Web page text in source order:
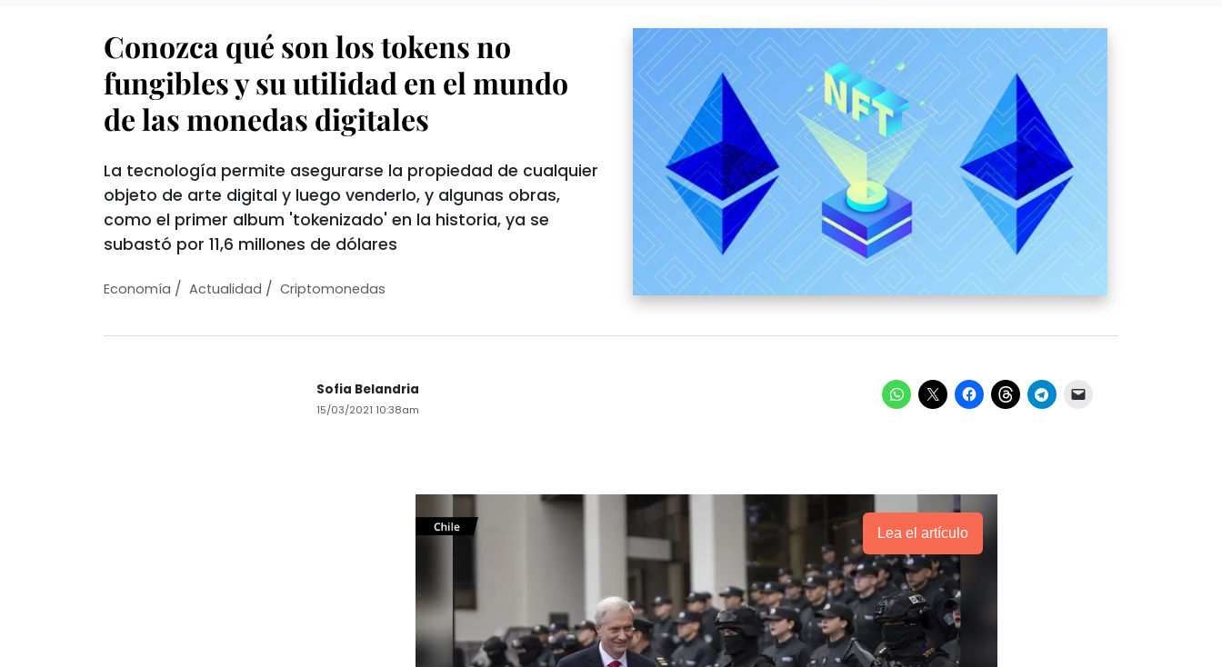
Conozca qué son los tokens no
fungibles y su utilidad en el mundo
de las monedas digitales
La tecnología permite asegurarse la propiedad de cualquier
objeto de arte digital y luego venderlo, y algunas obras,
como el primer album 'tokenizado' en la historia, ya se
subastó por 11,6 millones de dólares
Economí­a / Actualidad / Criptomonedas
Sofia Belandria
15/03/2021 10:38am
Lea el artículo